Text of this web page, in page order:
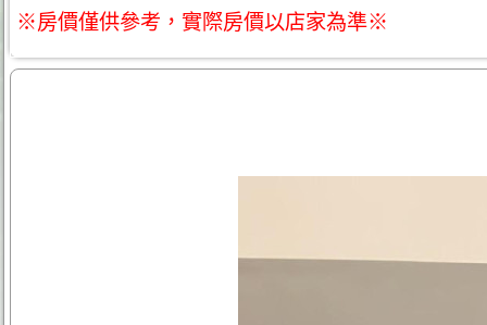
※房價僅供參考，實際房價以店家為準※